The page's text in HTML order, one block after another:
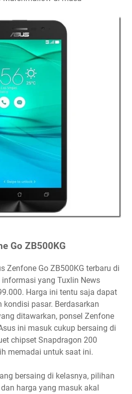
Go ZB500KG
Zenfone Go ZB500KG terbaru di
yang Tuxlin News
Harga ini tentu saja dapat
kondisi pasar. Berdasarkan
ditawarkan, ponsel Zenfone
ini masuk cukup bersaing di
chipset Snapdragon 200
memadai untuk saat ini.
bersaing di kelasnya, pilihan
harga yang masuk akal